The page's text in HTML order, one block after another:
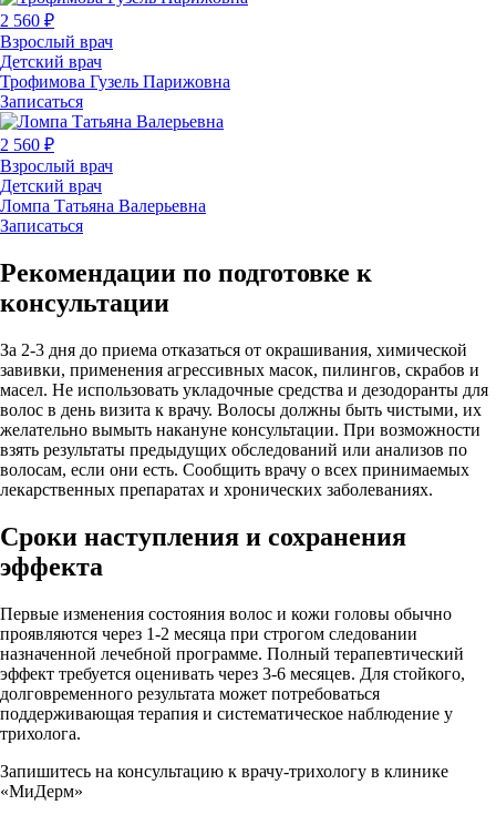
2 560 ₽
Взрослый врач
Детский врач
Трофимова Гузель Парижовна
Записаться
2 560 ₽
Взрослый врач
Детский врач
Ломпа Татьяна Валерьевна
Записаться
Рекомендации по подготовке к
консультации
За 2-3 дня до приема отказаться от окрашивания, химической
завивки, применения агрессивных масок, пилингов, скрабов и
масел. Не использовать укладочные средства и дезодоранты для
волос в день визита к врачу. Волосы должны быть чистыми, их
желательно вымыть накануне консультации. При возможности
взять результаты предыдущих обследований или анализов по
волосам, если они есть. Сообщить врачу о всех принимаемых
лекарственных препаратах и хронических заболеваниях.
Сроки наступления и сохранения
эффекта
Первые изменения состояния волос и кожи головы обычно
проявляются через 1-2 месяца при строгом следовании
назначенной лечебной программе. Полный терапевтический
эффект требуется оценивать через 3-6 месяцев. Для стойкого,
долговременного результата может потребоваться
поддерживающая терапия и систематическое наблюдение у
трихолога.
Запишитесь на консультацию к врачу-трихологу в клинике
«МиДерм»